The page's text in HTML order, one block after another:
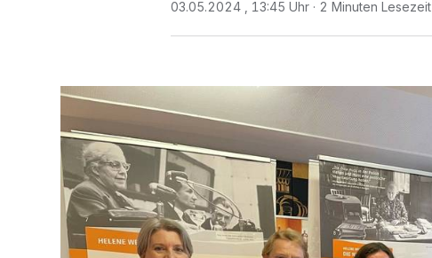
03.05.2024 , 13:45 Uhr 2 Minuten Lesezeit